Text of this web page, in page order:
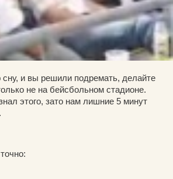
сну, и вы решили подремать, делайте
не на бейсбольном стадионе.
этого, зато нам лишние 5 минут